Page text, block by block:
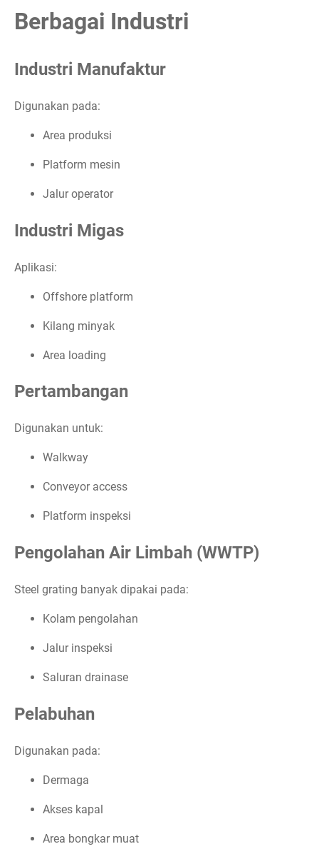
Berbagai Industri
Industri Manufaktur
Digunakan pada:
Area produksi
Platform mesin
Jalur operator
Industri Migas
Aplikasi:
Offshore platform
Kilang minyak
Area loading
Pertambangan
Digunakan untuk:
Walkway
Conveyor access
Platform inspeksi
Pengolahan Air Limbah (WWTP)
Steel grating banyak dipakai pada:
Kolam pengolahan
Jalur inspeksi
Saluran drainase
Pelabuhan
Digunakan pada:
Dermaga
Akses kapal
Area bongkar muat